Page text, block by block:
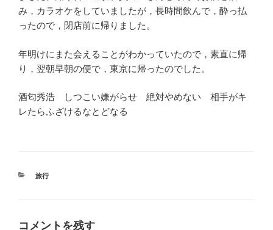
み，カラオケをしていましたが，長時間飲んで，酔っ払
ったので，閉店前に帰りました。
年明けにまた会えることがわかっていたので，素直に帰
り，翌朝早朝の便で，東京に帰ったのでした。
酒匂秀浩 しつこい嫌がらせ 絶対やめない 相手がキ
レたらふざけるなとどなる
カ
旅行
コメントを残す